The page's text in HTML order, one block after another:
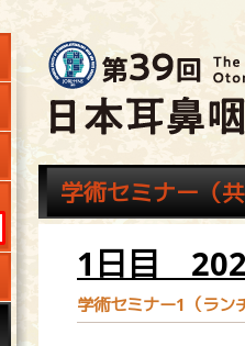
学術セミナー（
1日目
学術セミナー1（ラン